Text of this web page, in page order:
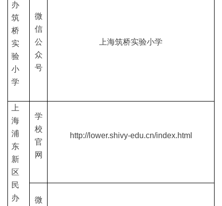
办
筑
桥
实
验
小
学
微
信
公
众
号
上海筑桥实验小学
上
海
浦
东
新
区
民
办
学
校
官
网
http://lower.shivy-edu.cn/index.html
微